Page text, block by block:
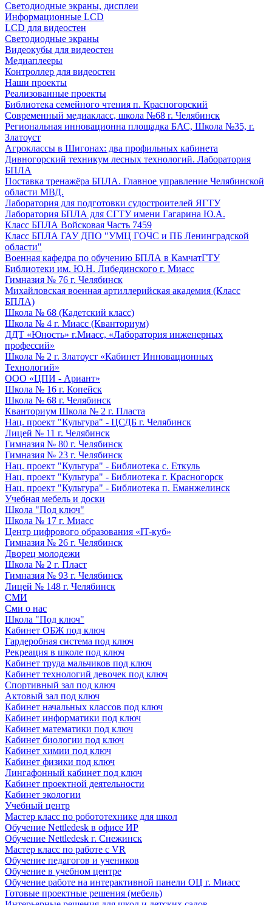
Светодиодные экраны, дисплеи
Информационные LCD
LCD для видеостен
Светодиодные экраны
Видеокубы для видеостен
Медиаплееры
Контроллер для видеостен
Наши проекты
Реализованные проекты
Библиотека семейного чтения п. Красногорский
Современный медиакласс, школа №68 г. Челябинск
Региональная инновационна площадка БАС, Школа №35, г.
Златоуст
Агроклассы в Шигонах: два профильных кабинета
Дивногорский техникум лесных технологий. Лаборатория
БПЛА
Поставка тренажёра БПЛА. Главное управление Челябинской
области МВД.
Лаборатория для подготовки судостроителей ЯГТУ
Лаборатория БПЛА для СГТУ имени Гагарина Ю.А.
Класс БПЛА Войсковая Часть 7459
Класс БПЛА ГАУ ДПО "УМЦ ГОЧС и ПБ Ленинградской
области"
Военная кафедра по обучению БПЛА в КамчатГТУ
Библиотеки им. Ю.Н. Либединского г. Миасс
Гимназия № 76 г. Челябинск
Михайловская военная артиллерийская академия (Класс
БПЛА)
Школа № 68 (Кадетский класс)
Школа № 4 г. Миасс (Кванториум)
ДДТ «Юность» г.Миасс, «Лаборатория инженерных
профессий»
Школа № 2 г. Златоуст «Кабинет Инновационных
Технологий»
ООО «ЦПИ - Ариант»
Школа № 16 г. Копейск
Школа № 68 г. Челябинск
Кванториум Школа № 2 г. Пласта
Нац. проект "Культура" - ЦСДБ г. Челябинск
Лицей № 11 г. Челябинск
Гимназия № 80 г. Челябинск
Гимназия № 23 г. Челябинск
Нац. проект "Культура" - Библиотека с. Еткуль
Нац. проект "Культура" - Библиотека г. Красногорск
Нац. проект "Культура" - Библиотека п. Еманжелинск
Учебная мебель и доски
Школа "Под ключ"
Школа № 17 г. Миасс
Центр цифрового образования «IT-куб»
Гимназия № 26 г. Челябинск
Дворец молодежи
Школа № 2 г. Пласт
Гимназия № 93 г. Челябинск
Лицей № 148 г. Челябинск
СМИ
Сми о нас
Школа "Под ключ"
Кабинет ОБЖ под ключ
Гардеробная система под ключ
Рекреация в школе под ключ
Кабинет труда мальчиков под ключ
Кабинет технологий девочек под ключ
Спортивный зал под ключ
Актовый зал под ключ
Кабинет начальных классов под ключ
Кабинет информатики под ключ
Кабинет математики под ключ
Кабинет биологии под ключ
Кабинет химии под ключ
Кабинет физики под ключ
Лингафонный кабинет под ключ
Кабинет проектной деятельности
Кабинет экологии
Учебный центр
Мастер класс по робототехнике для школ
Обучение Nettledesk в офисе ИР
Обучение Nettledesk г. Снежинск
Мастер класс по работе с VR
Обучение педагогов и учеников
Обучение в учебном центре
Обучение работе на интерактивной панели ОЦ г. Миасс
Готовые проектные решения (мебель)